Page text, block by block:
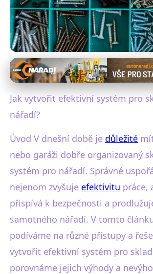
Údržba a skladování nářadí
Organizujte nářadí
Nejlepší skladovací
Jak vytvořit efektivní systém pro
nářadí?
Úvod V dnešní době je důležité
nebo garáži dobře organizovaný
systém pro nářadí. Správné
nejenom zvyšuje efektivitu práce,
přispívá k bezpečnosti a
samotného nářadí. V tomto
podíváme na různé přístupy a
vytvořit efektivní systém pro
porovnáme jejich výhody a